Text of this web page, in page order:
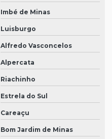
Imbé de Minas
Luisburgo
Alfredo Vasconcelos
Alpercata
Riachinho
Estrela do Sul
Careaçu
Bom Jardim de Minas